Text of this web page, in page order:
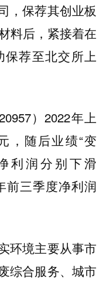
，保荐其创业板
料后，紧接着在
保荐至北交所上
）2022年上
，随后业绩“变
利润分别下滑
前三季度净利润
环境主要从事市
综合服务、城市